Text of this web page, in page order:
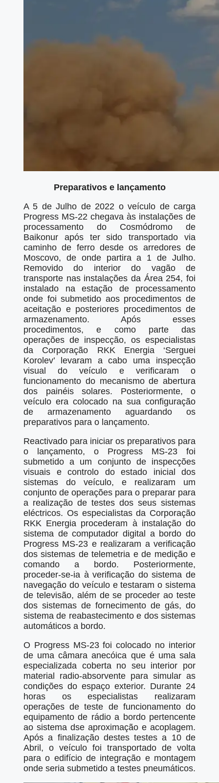
Preparativos e lançamento
A 5 de Julho de 2022 o veículo de carga
Progress MS-22 chegava às instalações de
processamento do Cosmódromo de
Baikonur após ter sido transportado via
caminho de ferro desde os arredores de
Moscovo, de onde partira a 1 de Julho.
Removido do interior do vagão de
transporte nas instalações da Área 254, foi
instalado na estação de processamento
onde foi submetido aos procedimentos de
aceitação e posteriores procedimentos de
armazenamento. Após esses
procedimentos, e como parte das
operações de inspecção, os especialistas
da Corporação RKK Energia ‘Serguei
Korolev’ levaram a cabo uma inspecção
visual do veículo e verificaram o
funcionamento do mecanismo de abertura
dos painéis solares. Posteriormente, o
veículo era colocado na sua configuração
de armazenamento aguardando os
preparativos para o lançamento.
Reactivado para iniciar os preparativos para
o lançamento, o Progress MS-23 foi
submetido a um conjunto de inspecções
visuais e controlo do estado inicial dos
sistemas do veículo, e realizaram um
conjunto de operações para o preparar para
a realização de testes dos seus sistemas
eléctricos. Os especialistas da Corporação
RKK Energia procederam à instalação do
sistema de computador digital a bordo do
Progress MS-23 e realizaram a verificação
dos sistemas de telemetria e de medição e
comando a bordo. Posteriormente,
proceder-se-ia à verificação do sistema de
navegação do veículo e testaram o sistema
de televisão, além de se proceder ao teste
dos sistemas de fornecimento de gás, do
sistema de reabastecimento e dos sistemas
automáticos a bordo.
O Progress MS-23 foi colocado no interior
de uma câmara anecóica que é uma sala
especializada coberta no seu interior por
material radio-absorvente para simular as
condições do espaço exterior. Durante 24
horas os especialistas realizaram
operações de teste de funcionamento do
equipamento de rádio a bordo pertencente
ao sistema dse aproximação e acoplagem.
Após a finalização destes testes a 10 de
Abril, o veículo foi transportado de volta
para o edifício de integração e montagem
onde seria submetido a testes pneumáticos.